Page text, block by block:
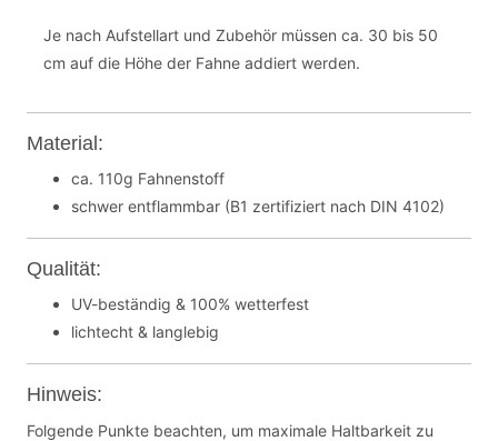
Je nach Aufstellart und Zubehör müssen ca. 30 bis 50
cm auf die Höhe der Fahne addiert werden.
Material:
ca. 110g Fahnenstoff
schwer entflammbar (B1 zertifiziert nach DIN 4102)
Qualität:
UV-beständig & 100% wetterfest
lichtecht & langlebig
Hinweis:
Folgende Punkte beachten, um maximale Haltbarkeit zu